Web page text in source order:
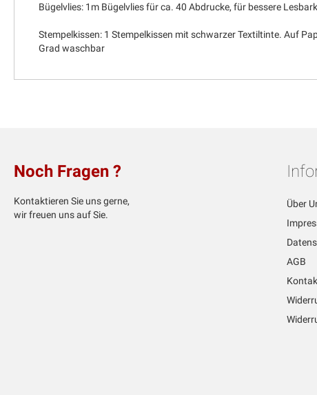
Bügelvlies: 1m Bügelvlies für ca. 40 Abdrucke, für bessere
Stempelkissen: 1 Stempelkissen mit schwarzer Textiltinte. Auf
Grad waschbar
Noch Fragen ?
Kontaktieren Sie uns gerne,
wir freuen uns auf Sie.
Über
AGB